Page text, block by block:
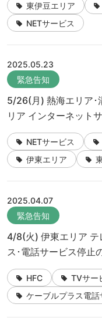
東伊豆エリア
NETサービス
2025.05.23
緊急告知
5/26(月) 熱海エリア･
リア インターネット
NETサービス
伊東エリア
2025.04.07
緊急告知
4/8(火) 伊東エリア テ
ス･電話サービス停止
HFC TVサー
ケーブルプラス電話